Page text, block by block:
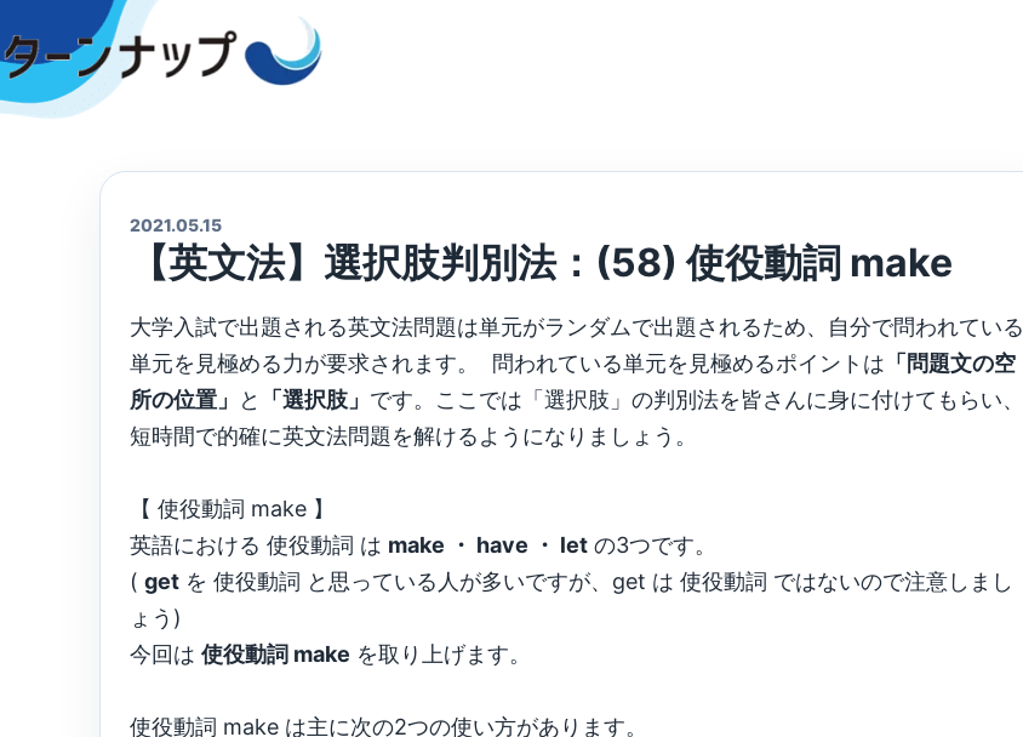
to
content
2021.05.15
【英文法】選択肢判別法：(58) 使役動詞 make
大学入試で出題される英文法問題は単元がランダムで出題されるため、自分で問われている
単元を見極める力が要求されます。 問われている単元を見極めるポイントは 「問題文の空
所の位置」
と 「選択肢」 です。ここでは「選択肢」の判別法を皆さんに身に付けてもらい、
短時間で的確に英文法問題を解けるようになりましょう。
【 使役動詞 make 】
英語における 使役動詞 は make ・ have ・ let の3つです。
( get を 使役動詞 と思っている人が多いですが、get は 使役動詞 ではないので注意しまし
ょう)
今回は 使役動詞 make を取り上げます。
使役動詞 make は主に次の2つの使い方があります。